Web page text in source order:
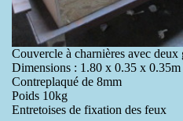
Couvercle à charnières avec
Dimensions : 1.80 x 0.35 x
Contreplaqué de 8mm
Poids 10kg
Entretoises de fixation des feux